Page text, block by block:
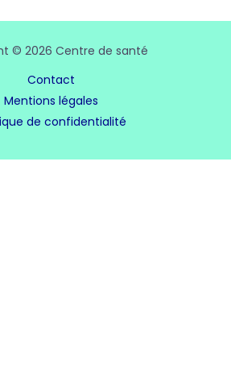
© 2026 Centre de santé
Contact
Mentions légales
de confidentialité